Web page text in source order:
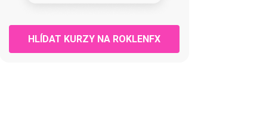
HLÍDAT KURZY NA ROKLENFX